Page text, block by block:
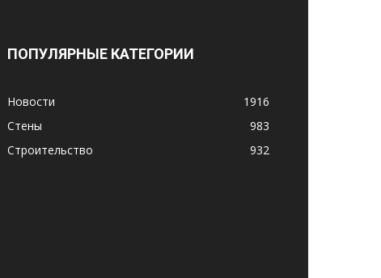
ПОПУЛЯРНЫЕ КАТЕГОРИИ
Новости
1916
Стены
983
Строительство
932